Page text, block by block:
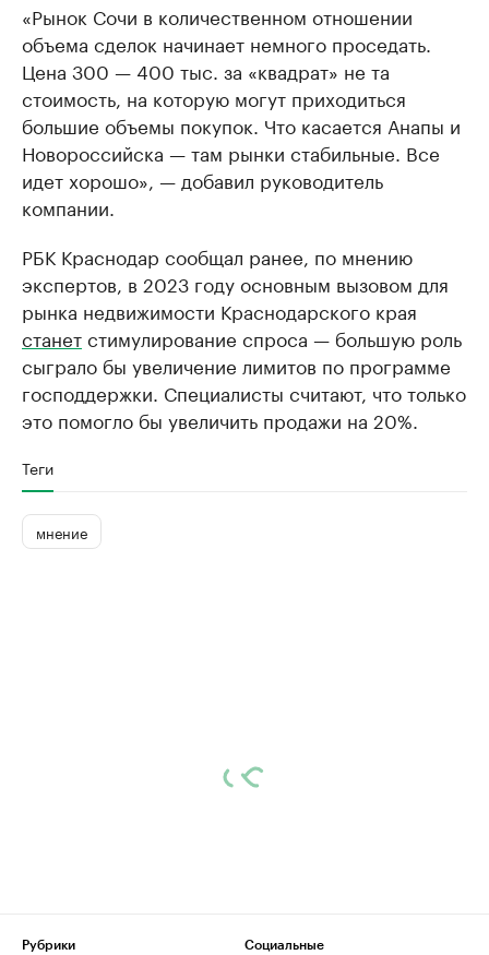
«Рынок Сочи в количественном отношении
объема сделок начинает немного проседать.
Цена 300 — 400 тыс. за «квадрат» не та
стоимость, на которую могут приходиться
большие объемы покупок. Что касается Анапы и
Новороссийска — там рынки стабильные. Все
идет хорошо», — добавил руководитель
компании.
РБК Краснодар сообщал ранее, по мнению
экспертов, в 2023 году основным вызовом для
рынка недвижимости Краснодарского края
станетстимулирование спроса — большую роль
сыграло бы увеличение лимитов по программе
господдержки. Специалисты считают, что только
это помогло бы увеличить продажи на 20%.
Теги
мнение
Рубрики
Социальные